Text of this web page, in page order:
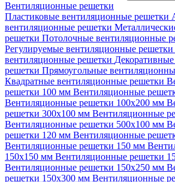
Вентиляционные решетки
Пластиковые вентиляционные решетки
вентиляционные решетки
решетки Потолочные вентиляционные
Регулируемые вентиляционные решетки
вентиляционные решетки
решетки Прямоугольные
Квадратные вентиляционные решетки
решетки 100 мм Вентиляционные
Вентиляционные решетки 100х200 мм
решетки 300х100 мм Вентиляционные
Вентиляционные решетки 500х100 мм
решетки 120 мм Вентиляционные
Вентиляционные решетки 150 мм
150х150 мм Вентиляционные решетки
Вентиляционные решетки 150х250 мм
решетки 150х300 мм Вентиляционные